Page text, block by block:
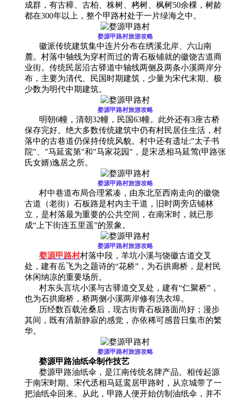
成群，有古樟、古柏、株树、栲树、枫树50余棵，树龄
都在300年以上，整个甲路村处于一片绿海之中。
婺源甲路村旅游攻略
徽派传统建筑集中连片分布在绣溪北岸、六山南
麓。村落中轴线为穿村而过的青石板铺就的徽饶古道商
业街。传统民居沿古驿道中轴线两侧及两条小溪两岸分
布，主要为清代、民国时期建筑，少量为宋代末期、极
少数为明代中期建筑。
婺源甲路村旅游攻略
明朝6幢，清朝32幢，民国63幢。此外还有3座古桥
保存完好。绝大多数传统建筑中仍有村民居住生活，村
落中的古巷道仍保持传统风貌。村中还有遗址:"太子书
院"、"马延鸾第"和"马家花园"，是宋丞相马延莺(甲路张
氏女婿)逸居之所。
婺源甲路村旅游攻略
村中巷道布局合理紧凑，由东北至西南走向的徽饶
古道（老街）石板路是村内主干道，旧时两旁店铺林
立，是村落最为重要的公共空间，在南宋时，就已形
成“上下街连五里遥”的景象。
婺源甲路村旅游攻略
婺源甲路村村落中段，羊坑小溪与饶徽古道交叉
处，建有岳飞为之题诗的“花桥”，为石拱廊桥，是村民
休闲纳凉的重要场所。
村东头言坑小溪与古驿道交叉处，建有“仁聚桥”，
也为石拱廊桥，桥两侧小溪两岸修有洗衣埠。
历经数百载沧桑后，现古街青石板路面尚好；漫步
其间，既有清新静寂的感觉，亦依稀可感昔日集市的繁
华。
婺源甲路村旅游攻略
婺源甲路油纸伞制作技艺
婺源甲路油纸伞，是江南传统名牌产品。相传起源
于南宋时期。宋代丞相马廷鸾居甲路时，从京城带了一
把油纸伞回来。从此，甲路人便开始仿制油纸伞，并不